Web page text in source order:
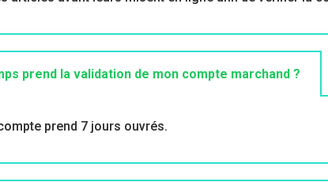
prend la validation de mon compte marchand ?
prend 7 jours ouvrés.